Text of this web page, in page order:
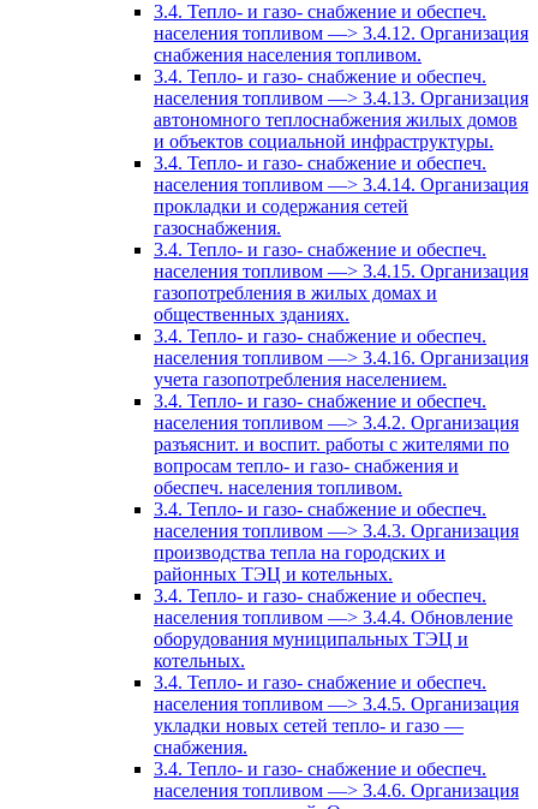
3.4. Тепло- и газо- снабжение и обеспеч.
населения топливом —> 3.4.12. Организация
снабжения населения топливом.
3.4. Тепло- и газо- снабжение и обеспеч.
населения топливом —> 3.4.13. Организация
автономного теплоснабжения жилых домов
и объектов социальной инфраструктуры.
3.4. Тепло- и газо- снабжение и обеспеч.
населения топливом —> 3.4.14. Организация
прокладки и содержания сетей
газоснабжения.
3.4. Тепло- и газо- снабжение и обеспеч.
населения топливом —> 3.4.15. Организация
газопотребления в жилых домах и
общественных зданиях.
3.4. Тепло- и газо- снабжение и обеспеч.
населения топливом —> 3.4.16. Организация
учета газопотребления населением.
3.4. Тепло- и газо- снабжение и обеспеч.
населения топливом —> 3.4.2. Организация
разъяснит. и воспит. работы с жителями по
вопросам тепло- и газо- снабжения и
обеспеч. населения топливом.
3.4. Тепло- и газо- снабжение и обеспеч.
населения топливом —> 3.4.3. Организация
производства тепла на городских и
районных ТЭЦ и котельных.
3.4. Тепло- и газо- снабжение и обеспеч.
населения топливом —> 3.4.4. Обновление
оборудования муниципальных ТЭЦ и
котельных.
3.4. Тепло- и газо- снабжение и обеспеч.
населения топливом —> 3.4.5. Организация
укладки новых сетей тепло- и газо —
снабжения.
3.4. Тепло- и газо- снабжение и обеспеч.
населения топливом —> 3.4.6. Организация